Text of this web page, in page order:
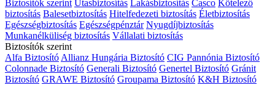
Biztosítók szerint Utasbiztosítás Lakásbiztosítás Casco Kötelező
biztosítás Balesetbiztosítás Hitelfedezeti biztosítás Életbiztosítás
Egészségbiztosítás Egészségpénztár Nyugdíjbiztosítás
Munkanélküliség biztosítás Vállalati biztosítás
Biztosítók szerint
Alfa Biztosító Allianz Hungária Biztosító CIG Pannónia Biztosító
Colonnade Biztosító Generali Biztosító Genertel Biztosító Gránit
Biztosító GRAWE Biztosító Groupama Biztosító K&H Biztosító